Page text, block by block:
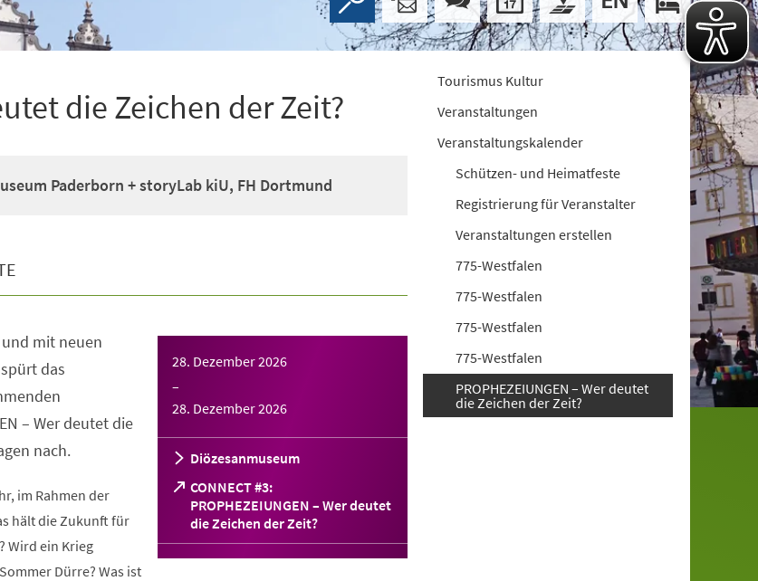
die Zeichen der Zeit?
Paderborn + storyLab kiU, FH Dortmund
28. Dezember 2026
–
28. Dezember 2026
Diözesanmuseum
CONNECT #3:
PROPHEZEIUNGEN – Wer deutet
die Zeichen der Zeit?
(Öffnet
in
einem
mit neuen
das
– Wer deutet die
nach.
im Rahmen der
hält die Zukunft für
Wird ein Krieg
Dürre? Was ist
Tourismus Kultur
Veranstaltungen
Veranstaltungskalender
Schützen- und Heimatfeste
Registrierung für Veranstalter
Veranstaltungen erstellen
775-Westfalen
775-Westfalen
775-Westfalen
775-Westfalen
PROPHEZEIUNGEN – Wer deutet
die Zeichen der Zeit?